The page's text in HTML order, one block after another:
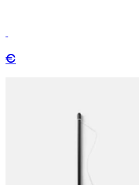
€